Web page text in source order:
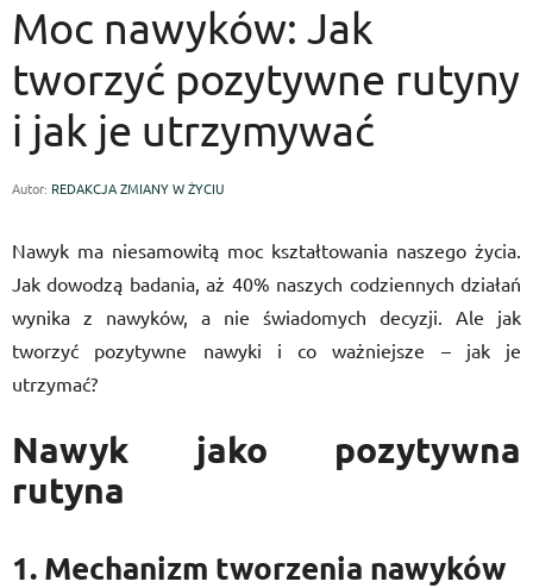
Moc nawyków: Jak
tworzyć pozytywne rutyny
i jak je utrzymywać
Autor: REDAKCJA ZMIANY W ŻYCIU
Nawyk ma niesamowitą moc kształtowania naszego życia.
Jak dowodzą badania, aż 40% naszych codziennych działań
wynika z nawyków, a nie świadomych decyzji. Ale jak
tworzyć pozytywne nawyki i co ważniejsze – jak je
utrzymać?
Nawyk jako pozytywna
rutyna
1. Mechanizm tworzenia nawyków